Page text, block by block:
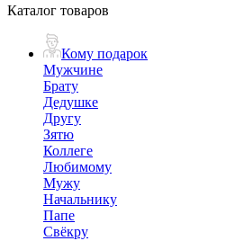
Каталог товаров
Кому подарок
Мужчине
Брату
Дедушке
Другу
Зятю
Коллеге
Любимому
Мужу
Начальнику
Папе
Свёкру